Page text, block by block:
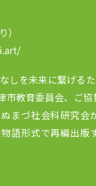
しを未来に繋げる
市教育委員会、ご
まづ社会科研究会
語形式で再編出版